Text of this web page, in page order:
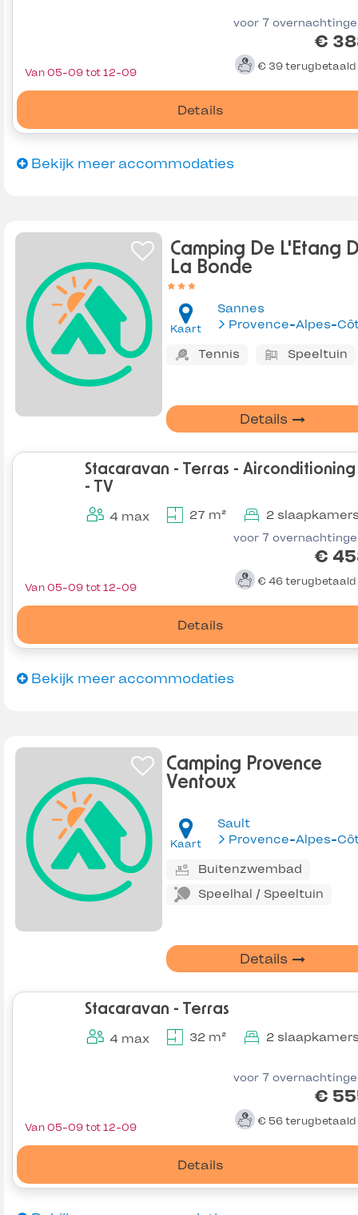
voor 7
€
€ 39 terugbetaald
Details
Van 05-09 tot 12-09
Bekijk meer accommodaties
Camping De L'Etang
La Bonde
Kaart
Sannes
Tennis Speeltuin
Details
Stacaravan - Terras - Airconditioning
- TV
4 max 27 m² 2
voor 7
€
€ 46 terugbetaald
Details
Van 05-09 tot 12-09
Bekijk meer accommodaties
Camping Provence
Ventoux
Kaart
Sault
Buitenzwembad
Speelhal / Speeltuin
Details
Stacaravan - Terras
4 max 32 m² 2
voor 7
€
€ 56 terugbetaald
Details
Van 05-09 tot 12-09